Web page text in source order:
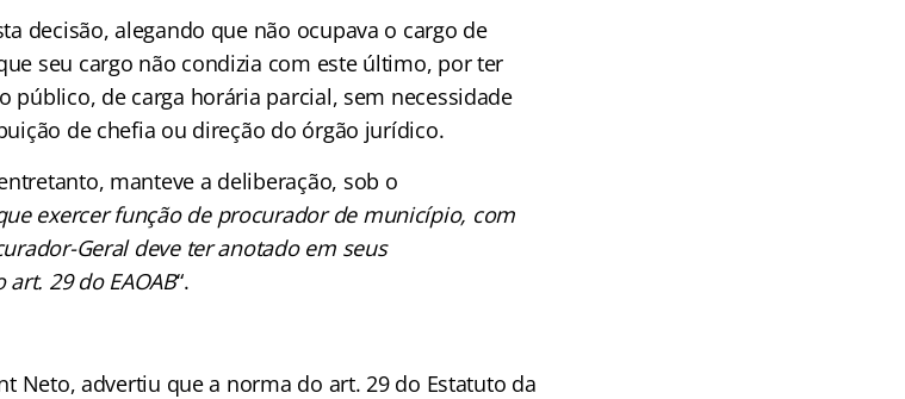
decisão, alegando que não ocupava o cargo de
seu cargo não condizia com este último, por ter
público, de carga horária parcial, sem necessidade
de chefia ou direção do órgão jurídico.
manteve a deliberação, sob o
exercer função de procurador de município, com
Geral deve ter anotado em seus
29 do EAOAB“.
Neto, advertiu que a norma do art. 29 do Estatuto da